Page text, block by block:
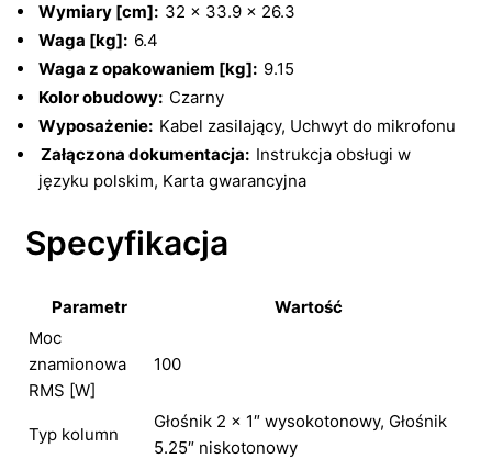
Wymiary [cm]: 32 x 33.9 x 26.3
Waga [kg]: 6.4
Waga z opakowaniem [kg]: 9.15
Kolor obudowy: Czarny
Wyposażenie: Kabel zasilający, Uchwyt do mikrofonu
Załączona dokumentacja: Instrukcja obsługi w
języku polskim, Karta gwarancyjna
Specyfikacja
Parametr
Wartość
Moc
znamionowa
RMS [W]
100
Typ kolumn
Głośnik 2 x 1″ wysokotonowy, Głośnik
5.25″ niskotonowy